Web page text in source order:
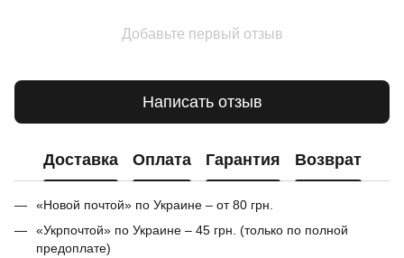
Добавьте первый отзыв
Написать отзыв
Доставка Оплата Гарантия Возврат
«Новой почтой» по Украине – от 80 грн.
«Укрпочтой» по Украине – 45 грн. (только по полной
предоплате)